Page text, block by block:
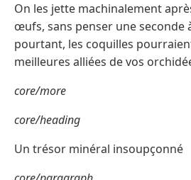
On les jette machinalement
œufs, sans penser une
pourtant, les coquilles
meilleures alliées de vos
core/more
core/heading
Un trésor minéral insoupçonné